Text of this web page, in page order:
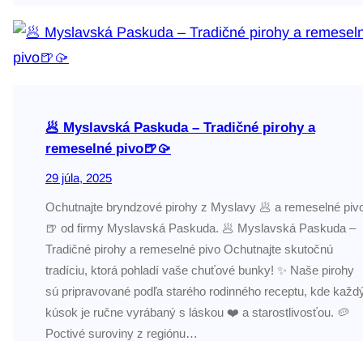
🥟 Myslavská Paskuda – Tradičné pirohy a
remeselné pivo🍺🥠
29 júla, 2025
Ochutnajte bryndzové pirohy z Myslavy 🥟 a remeselné
🍺 od firmy Myslavská Paskuda. 🥟 Myslavská Paskuda –
Tradičné pirohy a remeselné pivo Ochutnajte skutočnú
tradíciu, ktorá pohladí vaše chuťové bunky! ✨ Naše pirohy
sú pripravované podľa starého rodinného receptu, kde
kúsok je ručne vyrábaný s láskou ❤️ a starostlivosťou. 🥔
Poctivé suroviny z regiónu…